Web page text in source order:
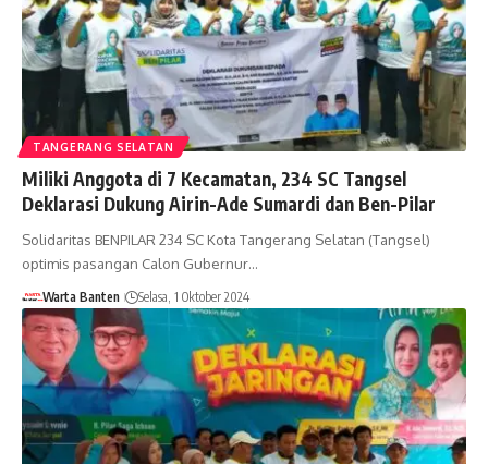
TANGERANG SELATAN
Miliki Anggota di 7 Kecamatan, 234 SC Tangsel
Deklarasi Dukung Airin-Ade Sumardi dan Ben-Pilar
Solidaritas BENPILAR 234 SC Kota Tangerang Selatan (Tangsel)
optimis pasangan Calon Gubernur…
Warta Banten Selasa, 1 Oktober 2024